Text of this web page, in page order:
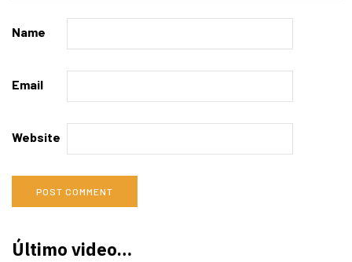
Name
Email
Website
Último video…